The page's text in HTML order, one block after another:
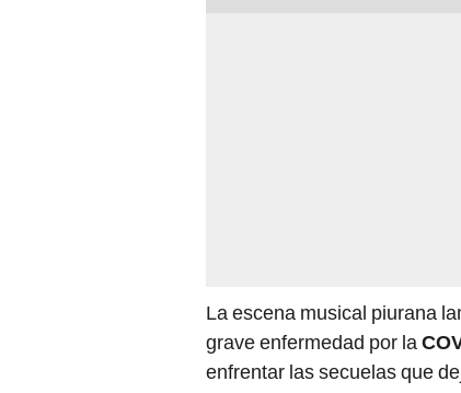
La escena musical piurana
grave enfermedad por la
enfrentar las secuelas que